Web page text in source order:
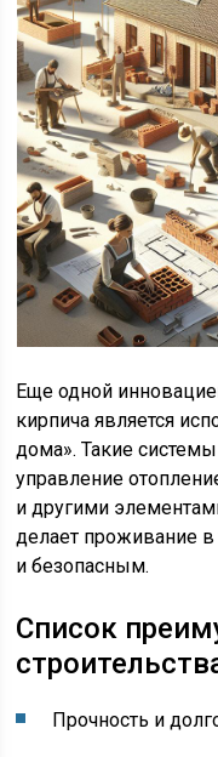
Еще одной
кирпича является
дома». Такие
управление
и другими
делает проживание
и безопасным.
Список
Прочность и